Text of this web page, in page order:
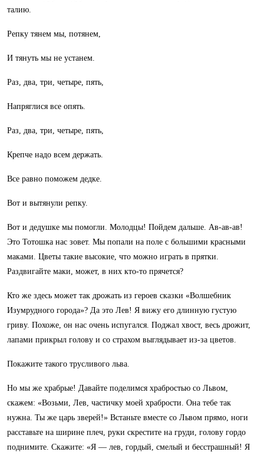
талию.
Репку тянем мы, потянем,
И тянуть мы не устанем.
Раз, два, три, четыре, пять,
Напряглися все опять.
Раз, два, три, четыре, пять,
Крепче надо всем держать.
Все равно поможем дедке.
Вот и вытянули репку.
Вот и дедушке мы помогли. Молодцы! Пойдем дальше. Ав-ав-ав!
Это Тотошка нас зовет. Мы попали на поле с большими красными
маками. Цветы такие высокие, что можно играть в прятки.
Раздвигайте маки, может, в них кто-то прячется?
Кто же здесь может так дрожать из героев сказки «Волшебник
Изумрудного города»? Да это Лев! Я вижу его длинную густую
гриву. Похоже, он нас очень испугался. Поджал хвост, весь дрожит,
лапами прикрыл голову и со страхом выглядывает из-за цветов.
Покажите такого трусливого льва.
Но мы же храбрые! Давайте поделимся храбростью со Львом,
скажем: «Возьми, Лев, частичку моей храбрости. Она тебе так
нужна. Ты же царь зверей!» Встаньте вместе со Львом прямо, ноги
расставьте на ширине плеч, руки скрестите на груди, голову гордо
поднимите. Скажите: «Я — лев, гордый, смелый и бесстрашный! Я